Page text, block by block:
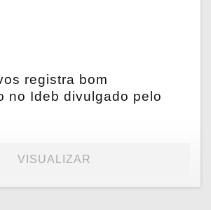
registra bom
no Ideb divulgado pelo
VISUALIZAR